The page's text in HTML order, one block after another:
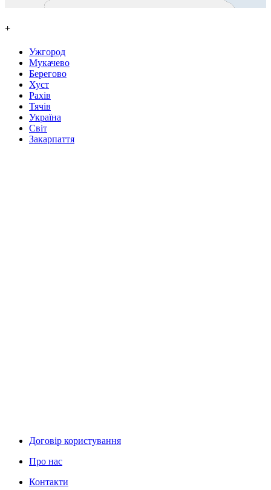
+
Ужгород
Мукачево
Берегово
Хуст
Рахів
Тячів
Україна
Світ
Закарпаття
Договір користування
Про нас
Контакти